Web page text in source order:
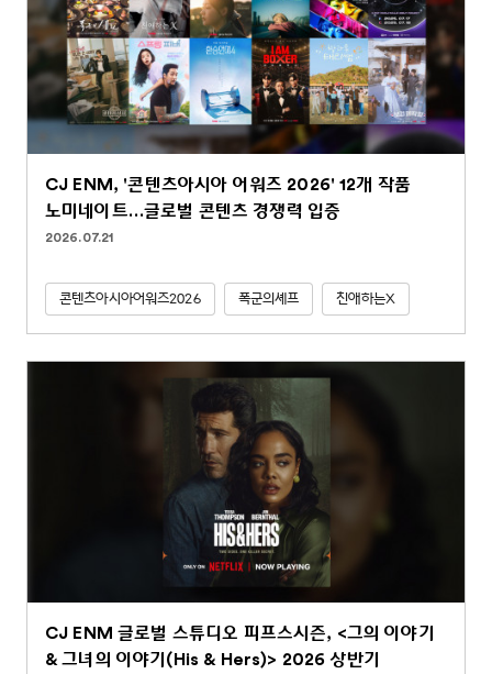
CJ ENM, '콘텐츠아시아 어워즈 2026' 12개 작품
노미네이트…글로벌 콘텐츠 경쟁력 입증
2026.07.21
콘텐츠아시아어워즈2026 폭군의셰프 친애하는X
CJ ENM 글로벌 스튜디오 피프스시즌, <그의 이야기
& 그녀의 이야기(His & Hers)> 2026 상반기